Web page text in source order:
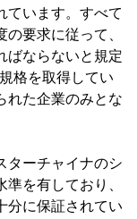
ています。すべて
要求に従って、
ばならないと規定
格を取得してい
れた企業のみとな
ターチャイナのシ
を有しており、
分に保証されてい